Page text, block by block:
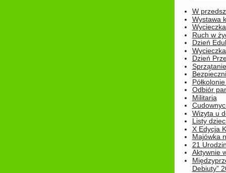
W
Wystawa
Ruch w
Dzień
Dzień
Odbiór
Militaria
Wizyta u
Listy
X Edycja
Majówka
21
Aktywnie
Debiuty”